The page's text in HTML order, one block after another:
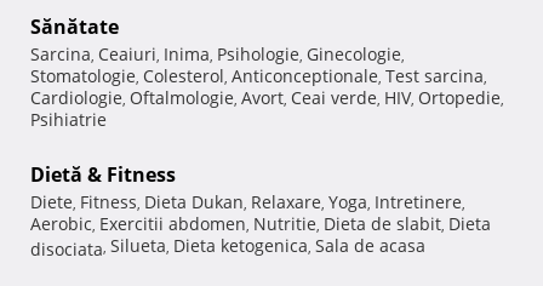
Sănătate
Sarcina, Ceaiuri, Inima, Psihologie, Ginecologie,
Stomatologie, Colesterol, Anticonceptionale, Test sarcina,
Cardiologie, Oftalmologie, Avort, Ceai verde, HIV, Ortopedie,
Psihiatrie
Dietă & Fitness
Diete, Fitness, Dieta Dukan, Relaxare, Yoga, Intretinere,
Aerobic, Exercitii abdomen, Nutritie, Dieta de slabit, Dieta
disociata, Silueta, Dieta ketogenica, Sala de acasa